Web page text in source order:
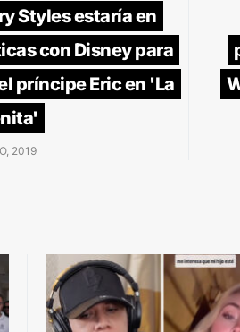
Styles estaría en
con Disney para
príncipe Eric en 'La
2019